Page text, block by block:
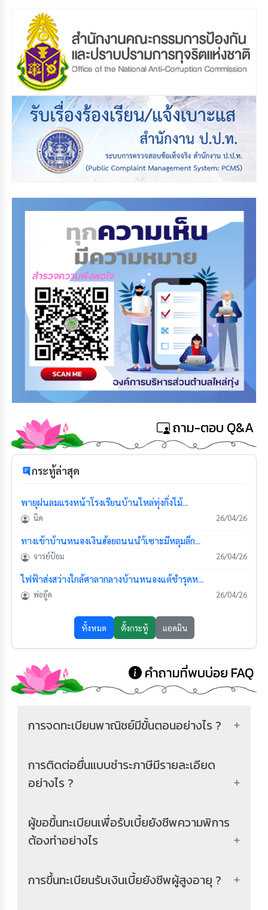
ถาม-ตอบ Q&A
คำถามที่พบบ่อย FAQ
การจดทะเบียนพาณิชย์มีขั้นตอนอย่างไร ?
การติดต่อยื่นแบบชำระภาษีมีรายละเอียด
อย่างไร ?
ผู้ขอขึ้นทะเบียนเพื่อรับเบี้ยยังชีพความพิการ
ต้องทำอย่างไร
การขึ้นทะเบียนรับเงินเบี้ยยังชีพผู้สูงอายุ ?